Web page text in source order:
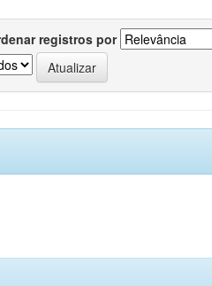
registros por